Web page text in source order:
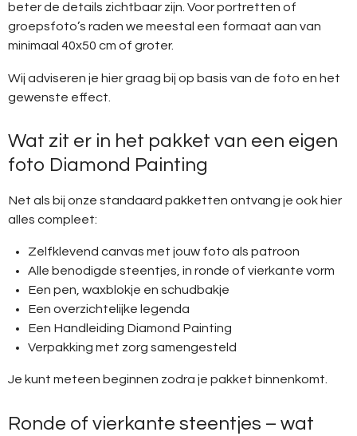
beter de details zichtbaar zijn. Voor portretten of
groepsfoto’s raden we meestal een formaat aan van
minimaal 40x50 cm of groter.
Wij adviseren je hier graag bij op basis van de foto en het
gewenste effect.
Wat zit er in het pakket van een eigen
foto Diamond Painting
Net als bij onze standaard pakketten ontvang je ook hier
alles compleet:
Zelfklevend canvas met jouw foto als patroon
Alle benodigde steentjes, in ronde of vierkante vorm
Een pen, waxblokje en schudbakje
Een overzichtelijke legenda
Een Handleiding Diamond Painting
Verpakking met zorg samengesteld
Je kunt meteen beginnen zodra je pakket binnenkomt.
Ronde of vierkante steentjes – wat